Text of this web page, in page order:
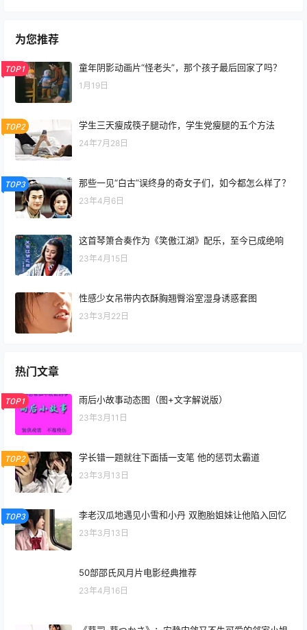
为您推荐
TOP1 童年阴影动画片“怪老头”，那个孩子最后回家了吗？
1月19日
TOP2 学生三天瘦成筷子腿动作，学生党瘦腿的五个方法
24年7月28日
TOP3 那些一见“白古”误终身的奇女子们，如今都怎么样了？
23年4月6日
这首琴箫合奏作为《笑傲江湖》配乐，至今已成绝响
23年4月15日
性感少女吊带内衣酥胸翘臀浴室湿身诱惑套图
23年3月22日
热门文章
TOP1 雨后小故事动态图（图+文字解说版）
23年3月11日
TOP2 学长错一题就往下面插一支笔 他的惩罚太霸道
23年3月13日
TOP3 李老汉瓜地遇见小雪和小丹 双胞胎姐妹让他陷入回忆
23年3月13日
50部邵氏风月片电影经典推荐
23年4月16日